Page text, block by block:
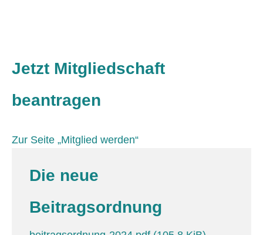
Jetzt Mitgliedschaft
beantragen
Zur Seite „Mitglied werden“
Die neue
Beitragsordnung